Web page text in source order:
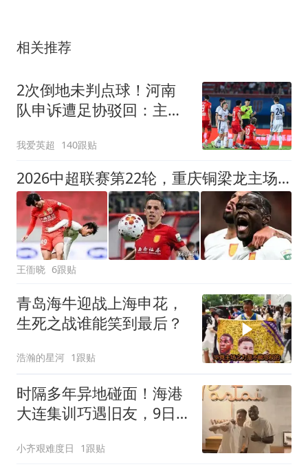
相关推荐
2次倒地未判点球！河南
队申诉遭足协驳回：主裁
我爱英超 140跟贴
2026中超联赛第22轮，重庆铜梁龙主场迎战上海海港比赛结果前瞻
王衜晓 6跟贴
青岛海牛迎战上海申花，
生死之战谁能笑到最后？
浩瀚的星河 1跟贴
时隔多年异地碰面！海港
大连集训巧遇旧友，9日
小齐艰难度日 1跟贴